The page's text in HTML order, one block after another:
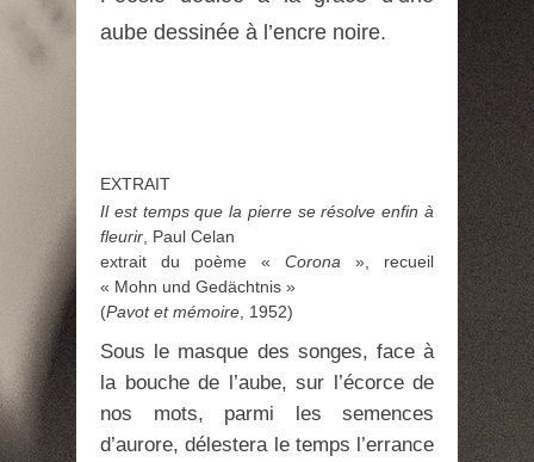
aube dessinée à l’encre noire.
EXTRAIT
Il est temps que la pierre se résolve enfin à
fleurir , Paul Celan
extrait du poème « Corona », recueil
« Mohn und Gedächtnis »
(Pavot et mémoire , 1952)
Sous le masque des songes, face à
la bouche de l’aube, sur l’écorce de
nos mots, parmi les semences
d’aurore, délestera le temps l’errance